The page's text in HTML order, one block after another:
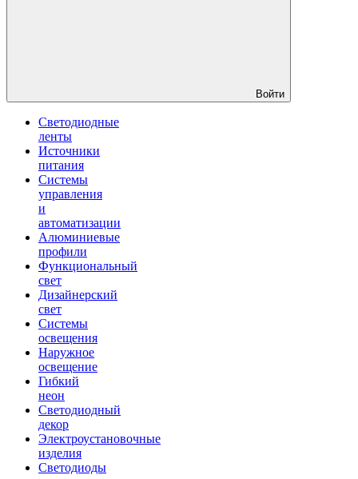
Войти
Светодиодные
ленты
Источники
питания
Системы
управления
и
автоматизации
Алюминиевые
профили
Функциональный
свет
Дизайнерский
свет
Системы
освещения
Наружное
освещение
Гибкий
неон
Светодиодный
декор
Электроустановочные
изделия
Светодиоды